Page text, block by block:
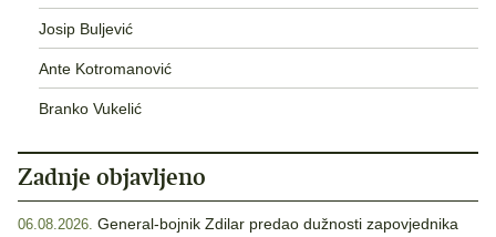
Josip Buljević
Ante Kotromanović
Branko Vukelić
Zadnje objavljeno
06.08.2026. General-bojnik Zdilar predao dužnosti zapovjednika